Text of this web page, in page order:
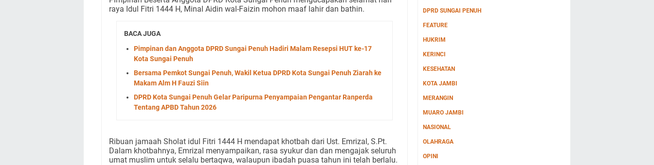
raya Idul Fitri 1444 H, Minal Aidin wal-Faizin mohon maaf lahir dan bathin.
BACA JUGA
Pimpinan dan Anggota DPRD Sungai Penuh Hadiri Malam Resepsi HUT ke-17
Kota Sungai Penuh
Bersama Pemkot Sungai Penuh, Wakil Ketua DPRD Kota Sungai Penuh Ziarah ke
Makam Alm H Fauzi Siin
DPRD Kota Sungai Penuh Gelar Paripurna Penyampaian Pengantar Ranperda
Tentang APBD Tahun 2026
Ribuan jamaah Sholat idul Fitri 1444 H mendapat khotbah dari Ust. Emrizal, S.Pt.
Dalam khotbahnya, Emrizal menyampaikan, rasa syukur dan dan mengajak seluruh
umat muslim untuk selalu bertaqwa, walaupun ibadah puasa tahun ini telah berlalu.
DPRD SUNGAI PENUH
FEATURE
HUKRIM
KERINCI
KESEHATAN
KOTA JAMBI
MERANGIN
MUARO JAMBI
NASIONAL
OLAHRAGA
OPINI